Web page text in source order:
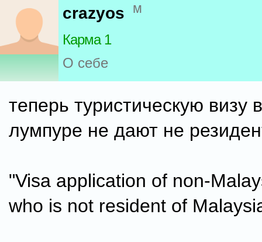
crazyos м
Карма 1
О себе
теперь туристическую визу
лумпуре не дают не
"Visa application of non-
who is not resident of